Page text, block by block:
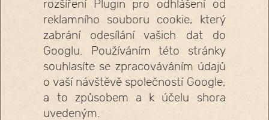
rozšíření Plugin pro odhlášení od
reklamního souboru cookie, který
zabrání odesílání vašich dat do
Googlu. Používáním této stránky
souhlasíte se zpracováváním údajů
o vaší návštěvě společností Google,
a to způsobem a k účelu shora
uvedeným.